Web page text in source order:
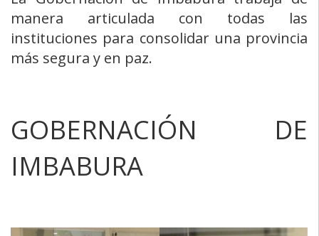
manera articulada con todas las
instituciones para consolidar una provincia
más segura y en paz.
GOBERNACIÓN DE
IMBABURA